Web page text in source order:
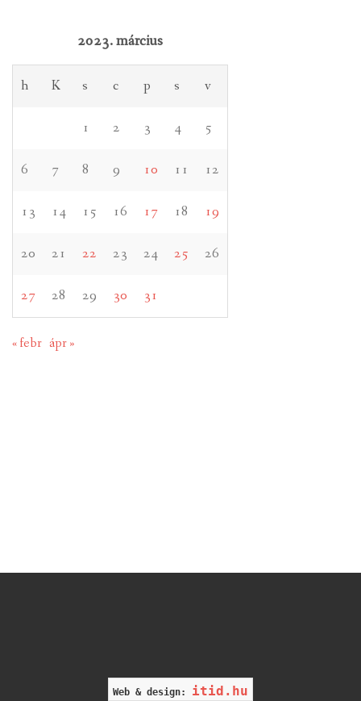
2023. március
h K s c p s v
1 2 3 4 5
6 7 8 9 10 11 12
13 14 15 16 17 18 19
20 21 22 23 24 25 26
27 28 29 30 31
« febr ápr »
Web & design: itid.hu